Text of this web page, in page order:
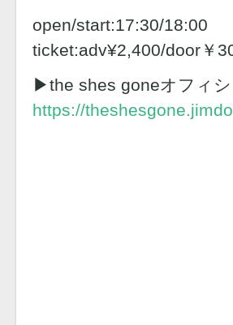
open/start:17:30/18:00
ticket:adv¥2,400/door￥
▶︎the shes goneオフィシ
https://